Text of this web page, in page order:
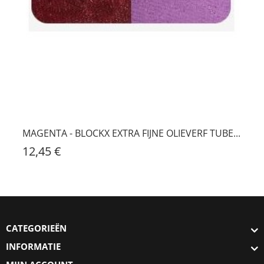
MAGENTA - BLOCKX EXTRA FIJNE OLIEVERF TUBE...
12,45 €
CATEGORIEËN
INFORMATIE